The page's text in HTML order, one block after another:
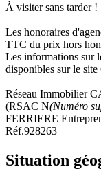
À visiter sans tarder !
Les honoraires
TTC du prix hors
Les informations sur
disponibles sur le
Réseau Immobilier
(RSAC N(Numéro
FERRIERE
Réf.928263
Situation